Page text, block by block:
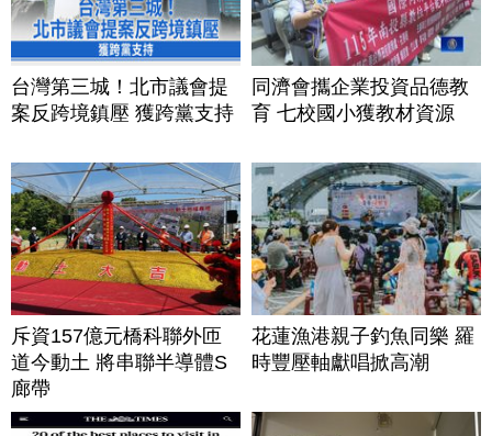
台灣第三城！北市議會提
案反跨境鎮壓 獲跨黨支持
同濟會攜企業投資品德教
育 七校國小獲教材資源
斥資157億元橋科聯外匝
道今動土 將串聯半導體S
廊帶
花蓮漁港親子釣魚同樂 羅
時豐壓軸獻唱掀高潮